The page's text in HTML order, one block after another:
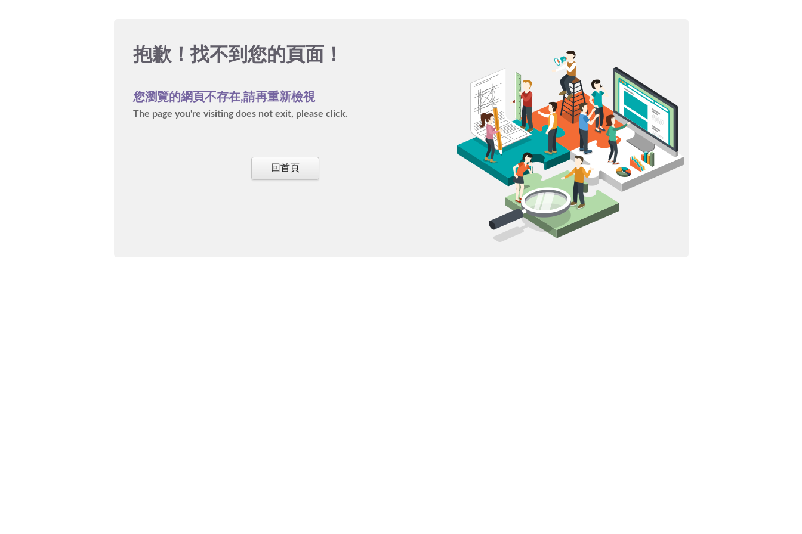
抱歉！找不到您的頁面！
您瀏覽的網頁不存在,請再重新檢視
The page you're visiting does not exit, please click.
回首頁